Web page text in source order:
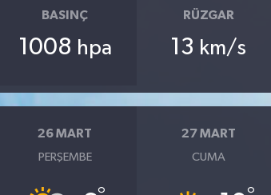
BASINÇ
1008 hpa
RÜZGAR
13 km/s
26 MART
PERŞEMBE
27 MART
CUMA